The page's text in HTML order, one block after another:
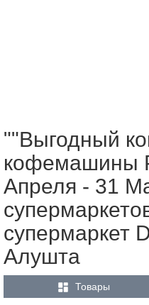
""Выгодный
кофемашины
Апреля - 31
супермаркет
Алушта
 Товары